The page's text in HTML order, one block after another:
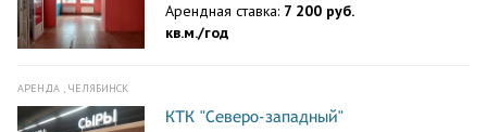
Арендная ставка: 7 200 руб.
кв.м./год
АРЕНДА , ЧЕЛЯБИНСК
КТК "Северо-западный"